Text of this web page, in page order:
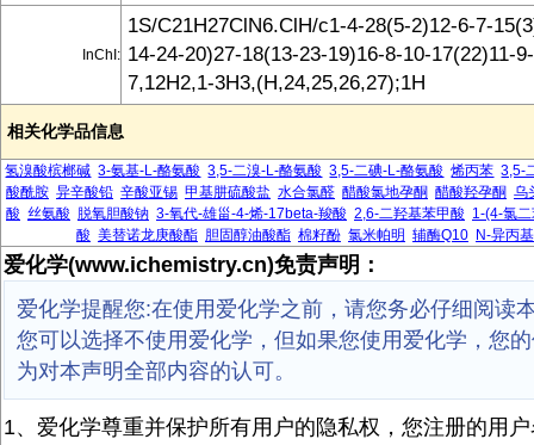
InChI:
1S/C21H27ClN6.ClH/c1-4-28(5-2)12-6-7-
14-24-20)27-18(13-23-19)16-8-10-17(22)11-
7,12H2,1-3H3,(H,24,25,26,27);1H
相关化学品信息
氢溴酸槟榔碱 3-氨基-L-酪氨酸 3,5-二溴-L-酪氨酸 3,5-二碘-L-酪氨酸 烯丙苯 3,5-
酸酰胺 异辛酸铅 辛酸亚锡 甲基肼硫酸盐 水合氯醛 醋酸氯地孕酮 醋酸羟孕酮 乌
酸 丝氨酸 脱氧胆酸钠 3-氧代-雄甾-4-烯-17beta-羧酸 2,6-二羟基苯甲酸 1-(4-氯
酸 美替诺龙庚酸酯 胆固醇油酸酯 棉籽酚 氯米帕明 辅酶Q10 N-异丙
爱化学(www.ichemistry.cn)免责声明：
爱化学提醒您:在使用爱化学之前，请您务必仔细阅读
您可以选择不使用爱化学，但如果您使用爱化学，您
为对本声明全部内容的认可。
1、爱化学尊重并保护所有用户的隐私权，您注册的用